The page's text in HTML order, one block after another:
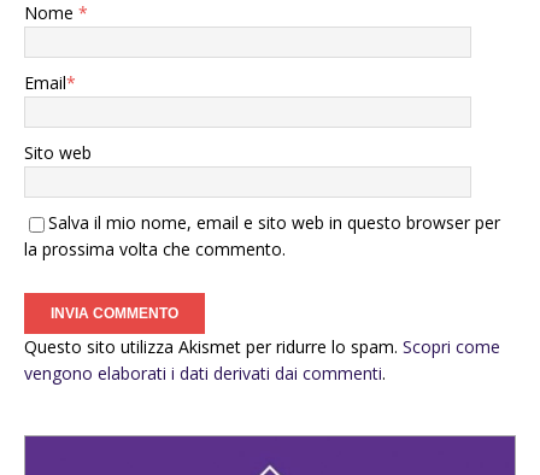
Nome *
Email*
Sito web
Salva il mio nome, email e sito web in questo browser per
la prossima volta che commento.
Questo sito utilizza Akismet per ridurre lo spam. Scopri come
vengono elaborati i dati derivati dai commenti.